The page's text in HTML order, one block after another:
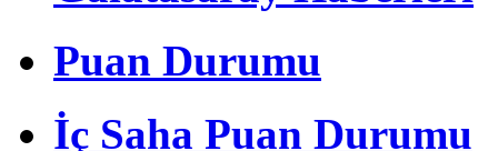
Puan Durumu
İç Saha Puan Durumu